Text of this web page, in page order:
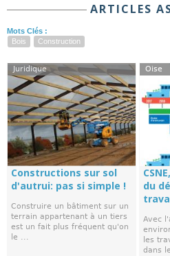
ARTICLES
Mots Clés :
Bois
Construction
Juridique
Constructions sur sol
d'autrui: pas si simple !
Construire un bâtiment sur un
terrain appartenant à un tiers
est un fait plus fréquent qu'on
le ...
Oise
du
Avec
les
dans